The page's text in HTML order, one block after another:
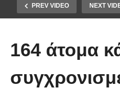
PREV VIDEO NEXT
164 άτομα